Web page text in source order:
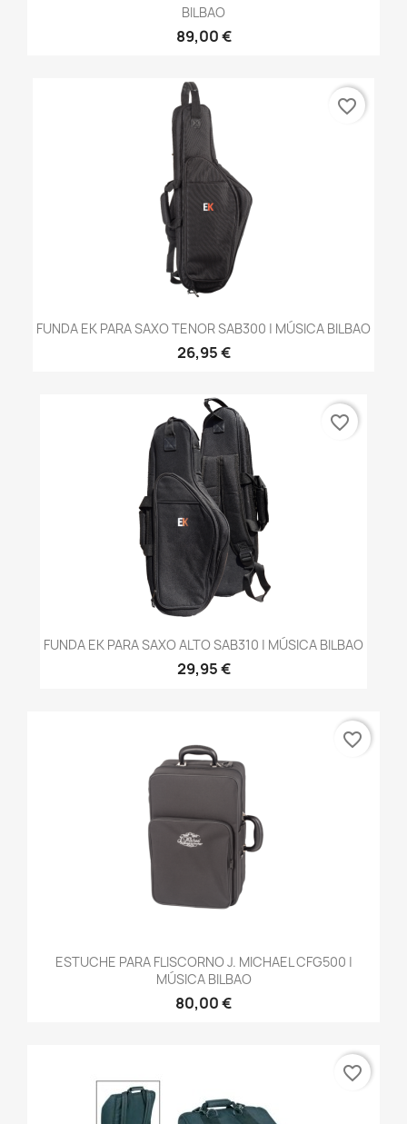
BILBAO
89,00 €
FUNDA EK PARA SAXO TENOR SAB300 | MÚSICA BILBAO
26,95 €
favorite_border
FUNDA EK PARA SAXO ALTO SAB310 | MÚSICA BILBAO
29,95 €
favorite_border
ESTUCHE PARA FLISCORNO J. MICHAEL CFG500 |
MÚSICA BILBAO
80,00 €
favorite_border
favorite_border